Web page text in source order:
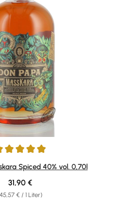
von 4.89 von 5 Sternen
Spiced 40% vol. 0,70l
€ / 1 Liter)
Regulärer Preis:
31,90 €